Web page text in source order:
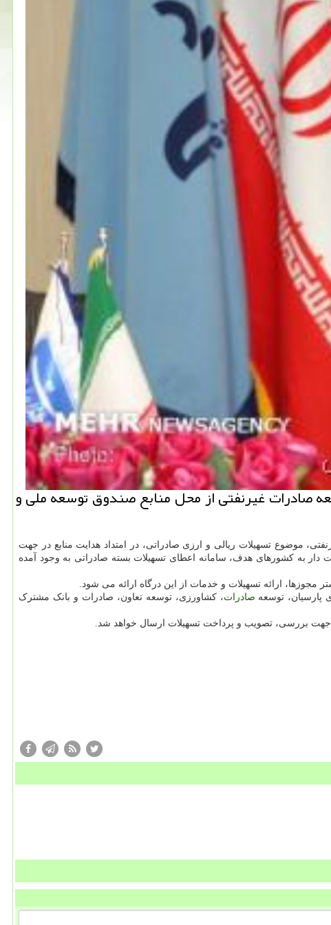
صادرات غیرنفتی از محل منابع صندوق توسعه ملی و
موضوع تسهیلات ریالی و ارزی صادراتی، در امتداد هدایت منابع در جهت
به کشورهای هدف، سامانه اعطای تسهیلات بسته صادراتی به وجود آمده
مجوزها، ارائه تسهیلات و خدمات از این درگاه ارائه می شود.
صادرات، کشاورزی، توسعه تعاون، صادرات و بانک مشترک
جهت بررسی، تصویب و پرداخت تسهیلات ارسال خواهد شد.